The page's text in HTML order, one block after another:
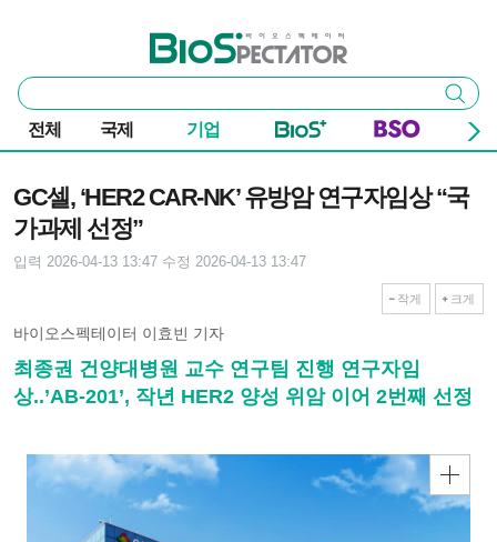
바이오스펙테이터
통
합
검
색
검색
전체 국제 기업
GC셀, ‘HER2 CAR-NK’ 유방암 연구자임상 “국
가과제 선정”
입력 2026-04-13 13:47 수정 2026-04-13 13:47
작게 크게
바이오스펙테이터 이효빈 기자
최종권 건양대병원 교수 연구팀 진행 연구자임
상..’AB-201’, 작년 HER2 양성 위암 이어 2번째 선정